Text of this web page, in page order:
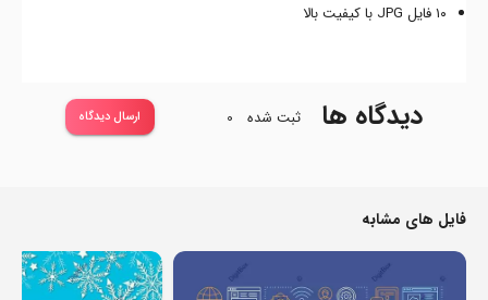
۱۰ فایل JPG با کیفیت بالا
دیدگاه ها ثبت شده 0 ارسال دیدگاه
فایل های مشابه